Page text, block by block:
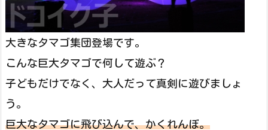
大きなタマゴ集団登場です。
こんな巨大タマゴで何して遊ぶ？
子どもだけでなく、大人だって真剣に遊びましょ
う。
巨大なタマゴに飛び込んで、かくれんぼ。